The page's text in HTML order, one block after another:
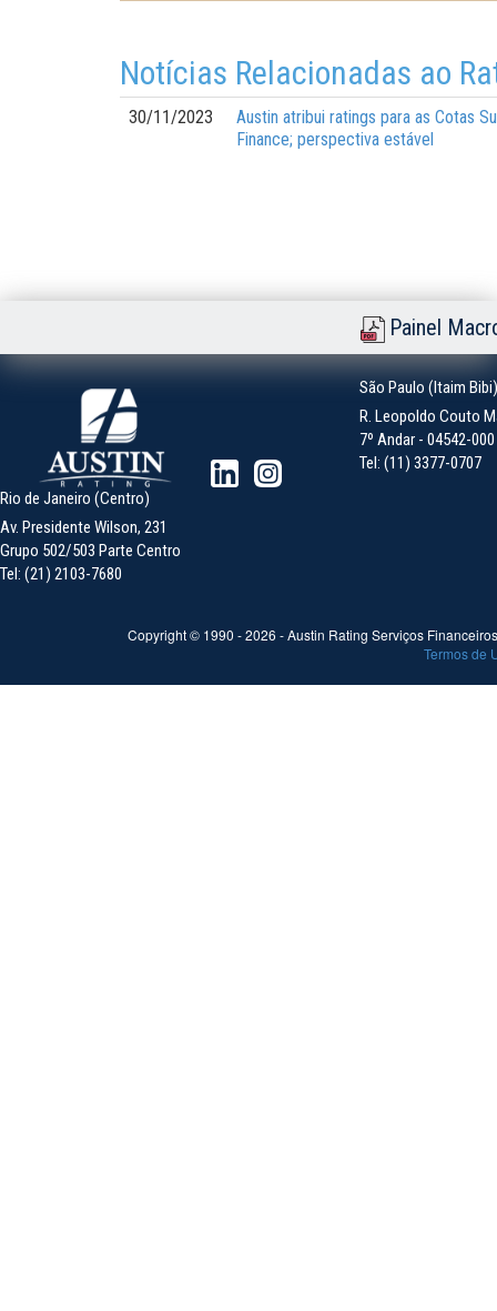
Notícias Relacionadas ao
30/11/2023
Austin atribui ratings para as Cotas
Finance; perspectiva estável
Painel
São Paulo (Itaim Bibi)
R. Leopoldo Couto
7º Andar - 04542-
Tel: (11) 3377-0707
Rio de Janeiro (Centro)
Av. Presidente Wilson, 231
Grupo 502/503 Parte Centro
Tel: (21) 2103-7680
Copyright © 1990 -2026 - Austin Rating Serviços
Termos de